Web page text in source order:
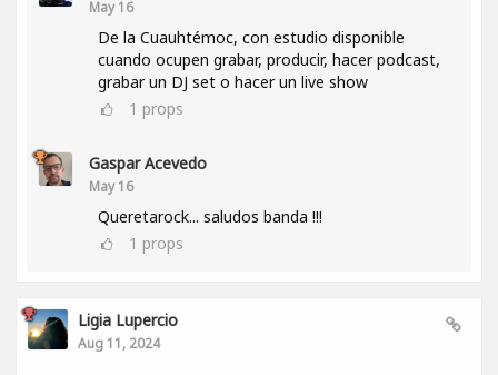
May 16
De la Cuauhtémoc, con estudio disponible
cuando ocupen grabar, producir, hacer podcast,
grabar un DJ set o hacer un live show
1 props
Gaspar Acevedo
May 16
Queretarock... saludos banda !!!
1 props
Ligia Lupercio
Aug 11, 2024